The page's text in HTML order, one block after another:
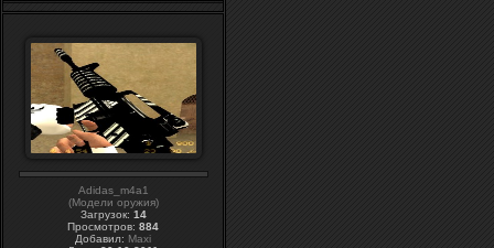
Adidas_m4a1
(Модели оружия)
Загрузок: 14
Просмотров: 884
Добавил: Maxi